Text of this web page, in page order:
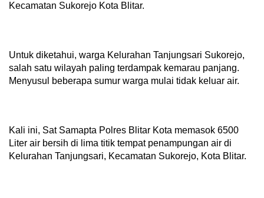
Kecamatan Sukorejo Kota Blitar.
Untuk diketahui, warga Kelurahan Tanjungsari Sukorejo,
salah satu wilayah paling terdampak kemarau panjang.
Menyusul beberapa sumur warga mulai tidak keluar air.
Kali ini, Sat Samapta Polres Blitar Kota memasok 6500
Liter air bersih di lima titik tempat penampungan air di
Kelurahan Tanjungsari, Kecamatan Sukorejo, Kota Blitar.